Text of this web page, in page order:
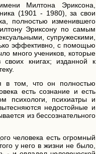
Милтона Эриксона,
(1901 - 1980), за свои
полностью изменившего
Эриксону по самым
супружескими,
эффективно, с помощью
много учеников, которые
книгах; изданной к
в том, что он полностью
есть сознание и есть
психологи, психиатры и
недостойные и
из бессознательного
человека есть огромный
у него в жизни не было,